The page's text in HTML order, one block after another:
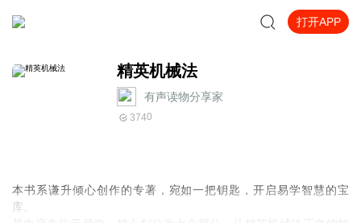
打开APP
精英机械法
有声读物分享家
3740
本书系谦升倾心创作的专著，宛如一把钥匙，开启易学智慧的宝
库。